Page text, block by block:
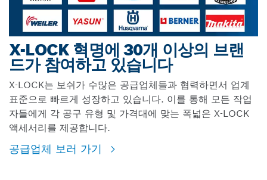
X-LOCK 혁명에 30개 이상의 브랜
드가 참여하고 있습니다
X-LOCK는 보쉬가 수많은 공급업체들과 협력하면서 업계
표준으로 빠르게 성장하고 있습니다. 이를 통해 모든 작업
자들에게 각 공구 유형 및 가격대에 맞는 폭넓은 X-LOCK
액세서리를 제공합니다.
공급업체 보러 가기